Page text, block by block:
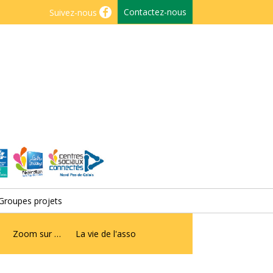
Suivez-nous Contactez-nous
projets
Zoom sur … La vie de l'asso